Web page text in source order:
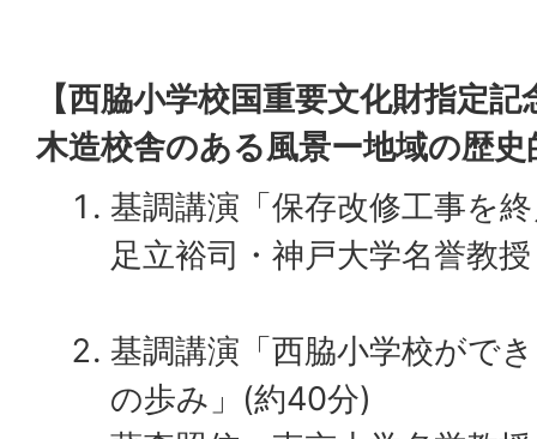
【西脇小学校国重要文化財指定
木造校舎のある風景ー地域の歴
基調講演「保存改修工事
足立裕司・神戸大学名誉教授
基調講演「西脇小学校がで
の歩み」(約40分)